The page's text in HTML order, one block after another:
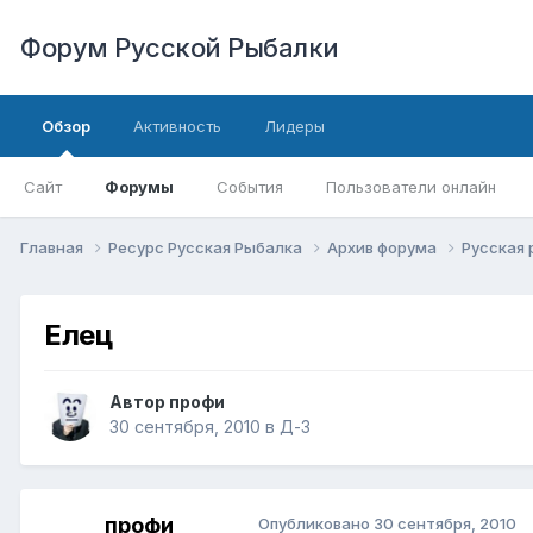
Форум Русской Рыбалки
Обзор
Сайт Форумы События Пользователи онлайн
Активность Лидеры
Главная Ресурс Русская Рыбалка Архив форума Русская
Елец
Автор профи
30 сентября, 2010 в Д-З
профи Опубликовано 30 сентября, 2010